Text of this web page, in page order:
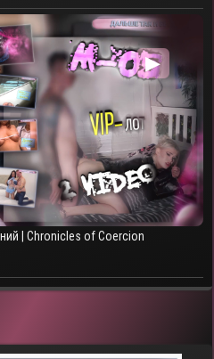
▶
| Chronicles of Coercion